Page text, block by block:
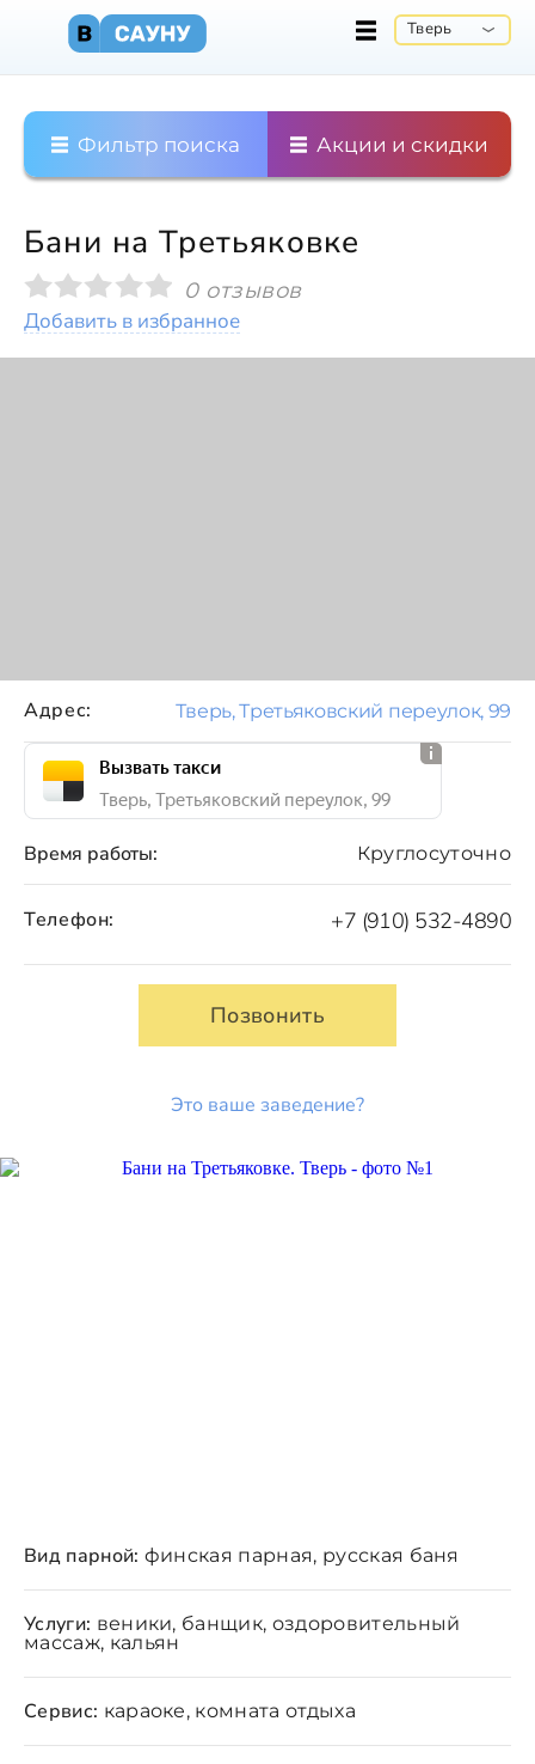
Тверь
Фильтр поиска Акции и скидки
Бани на Третьяковке
0 отзывов
Добавить в избранное
Время работы: Круглосуточно
Телефон: +7 (910) 532-4890
Позвонить
Это ваше заведение?
Адрес: Тверь, Третьяковский переулок, 99
Вызвать такси
Тверь, Третьяковский переулок, 99
Вид парной: финская парная, русская баня
Услуги: веники, банщик, оздоровительный
массаж, кальян
Сервис: караоке, комната отдыха